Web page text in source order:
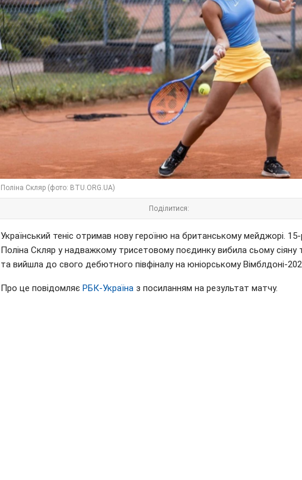
Поліна Скляр (фото: BTU.ORG.UA)
Поділитися:
Український теніс отримав нову героїню на британському мейджорі. 15-
Поліна Скляр у надважкому трисетовому поєдинку вибила сьому сіяну
та вийшла до свого дебютного півфіналу на юніорському Вімблдоні-
Про це повідомляє РБК-Україна з посиланням на результат матчу.